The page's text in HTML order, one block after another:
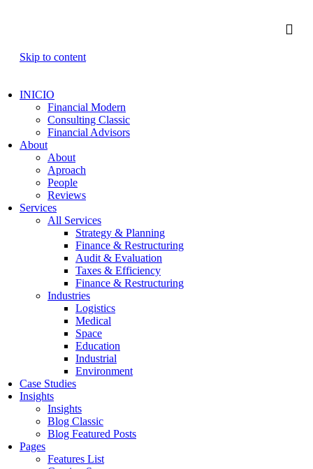
Skip to content
INICIO
Financial Modern
Consulting Classic
Financial Advisors
About
About
Aproach
People
Reviews
Services
All Services
Strategy & Planning
Finance & Restructuring
Audit & Evaluation
Taxes & Efficiency
Finance & Restructuring
Industries
Logistics
Medical
Space
Education
Industrial
Environment
Case Studies
Insights
Insights
Blog Classic
Blog Featured Posts
Pages
Features List